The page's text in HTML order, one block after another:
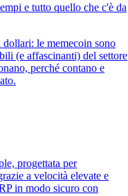
e tutto quello che c'è da
le memecoin sono
(e affascinanti) del settore
perché contano e
progettata per
a velocità elevate e
in modo sicuro con